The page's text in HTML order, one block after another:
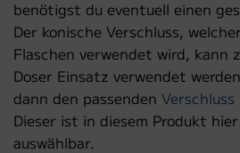
benötigst du eventuell einen
Der konische Verschluss,
Flaschen verwendet wird, kann
Doser Einsatz verwendet
dann den passenden
Dieser ist in diesem Produkt
auswählbar.